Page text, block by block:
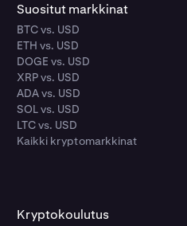
Suositut markkinat
BTC vs. USD
ETH vs. USD
DOGE vs. USD
XRP vs. USD
ADA vs. USD
SOL vs. USD
LTC vs. USD
Kaikki kryptomarkkinat
Kryptokoulutus